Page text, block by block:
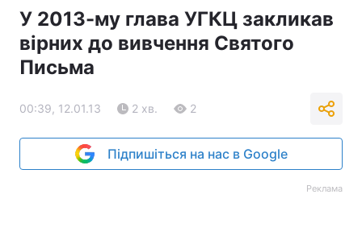
У 2013-му глава УГКЦ закликав
вірних до вивчення Святого
Письма
00:39, 12.01.13 2 хв. 2
Підпишіться на нас в Google
Реклама